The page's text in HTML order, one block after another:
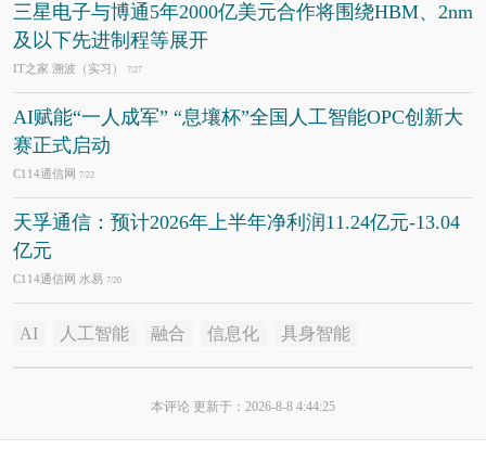
三星电子与博通5年2000亿美元合作将围绕HBM、2nm
及以下先进制程等展开
IT之家 溯波（实习） 7/27
AI赋能“一人成军” “息壤杯”全国人工智能OPC创新大
赛正式启动
C114通信网 7/22
天孚通信：预计2026年上半年净利润11.24亿元-13.04
亿元
C114通信网 水易 7/20
AI 人工智能 融合 信息化 具身智能
本评论 更新于：2026-8-8 4:44:25